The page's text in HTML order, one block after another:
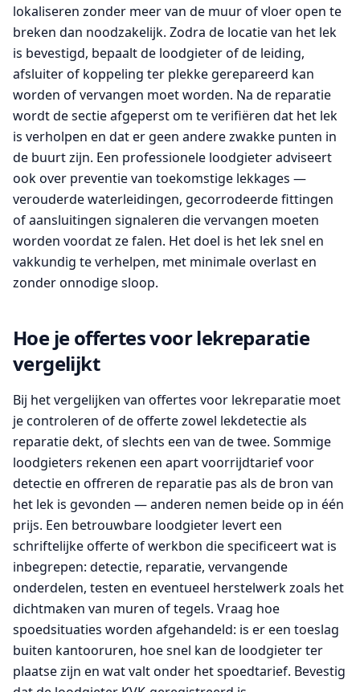
lokaliseren zonder meer van de muur of vloer open te
breken dan noodzakelijk. Zodra de locatie van het lek
is bevestigd, bepaalt de loodgieter of de leiding,
afsluiter of koppeling ter plekke gerepareerd kan
worden of vervangen moet worden. Na de reparatie
wordt de sectie afgeperst om te verifiëren dat het lek
is verholpen en dat er geen andere zwakke punten in
de buurt zijn. Een professionele loodgieter adviseert
ook over preventie van toekomstige lekkages —
verouderde waterleidingen, gecorrodeerde fittingen
of aansluitingen signaleren die vervangen moeten
worden voordat ze falen. Het doel is het lek snel en
vakkundig te verhelpen, met minimale overlast en
zonder onnodige sloop.
Hoe je offertes voor lekreparatie
vergelijkt
Bij het vergelijken van offertes voor lekreparatie moet
je controleren of de offerte zowel lekdetectie als
reparatie dekt, of slechts een van de twee. Sommige
loodgieters rekenen een apart voorrijdtarief voor
detectie en offreren de reparatie pas als de bron van
het lek is gevonden — anderen nemen beide op in één
prijs. Een betrouwbare loodgieter levert een
schriftelijke offerte of werkbon die specificeert wat is
inbegrepen: detectie, reparatie, vervangende
onderdelen, testen en eventueel herstelwerk zoals het
dichtmaken van muren of tegels. Vraag hoe
spoedsituaties worden afgehandeld: is er een toeslag
buiten kantooruren, hoe snel kan de loodgieter ter
plaatse zijn en wat valt onder het spoedtarief. Bevestig